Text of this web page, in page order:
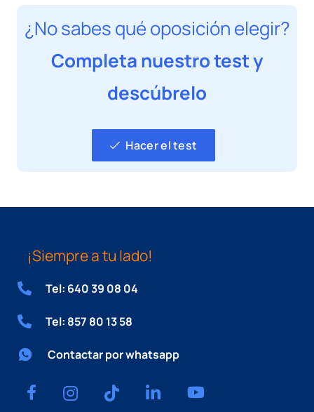
¿No sabes qué oposición elegir?
Completa nuestro test y
descúbrelo
Hacer el test
¡Siempre a tu lado!
Tel: 640 39 08 04
Tel: 857 80 13 58
Contactar por whatsapp